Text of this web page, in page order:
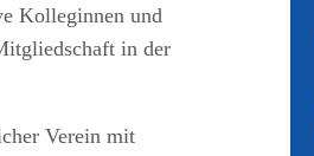
Kolleginnen und
in der
Verein mit